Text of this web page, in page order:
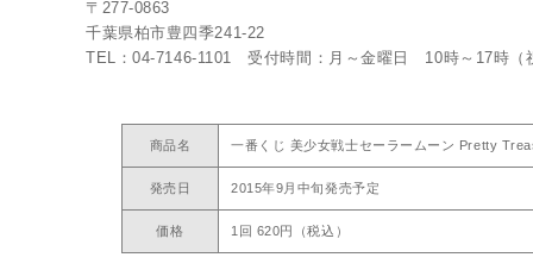
〒277-0863
千葉県柏市豊四季241-22
TEL：04-7146-1101 受付時間：月～金曜日 10時～17時（
商品名 一番くじ 美少女戦士セーラームーン Pretty
発売日 2015年9月中旬発売予定
価格 1回 620円（税込）